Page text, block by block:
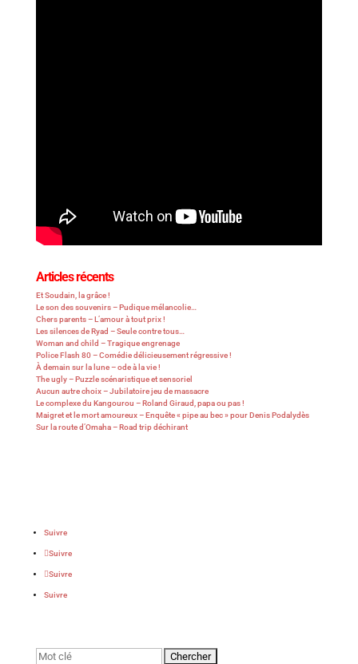
Articles récents
Et Soudain, la grâce !
Le son des souvenirs – Pudique mélancolie…
Chers parents – L’amour à tout prix !
Les silences de Ryad – Seule contre tous…
Woman and child – Tragique engrenage
Police Flash 80 – Comédie délicieusement régressive !
À demain sur la lune – ode à la vie !
The ugly – Puzzle scénaristique et sensoriel
Aucun autre choix – Jubilatoire jeu de massacre
Le complexe du Kangourou – Roland Giraud, papa ou pas !
Maigret et le mort amoureux – Enquête « pipe au bec » pour Denis Podalydès
Sur la route d’Omaha – Road trip déchirant
Suivre
Suivre
Suivre
Suivre
Rechercher: